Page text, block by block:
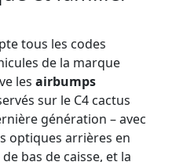
tous les codes
de la marque
les airbumps
sur le C4 cactus
génération – avec
optiques arrières en
bas de caisse, et la